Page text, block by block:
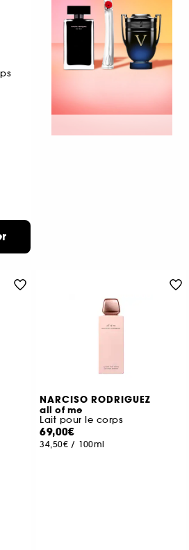
NARCISO RODRIGUEZ
all of me
Lait pour le corps
69,00€
34,50€ / 100ml